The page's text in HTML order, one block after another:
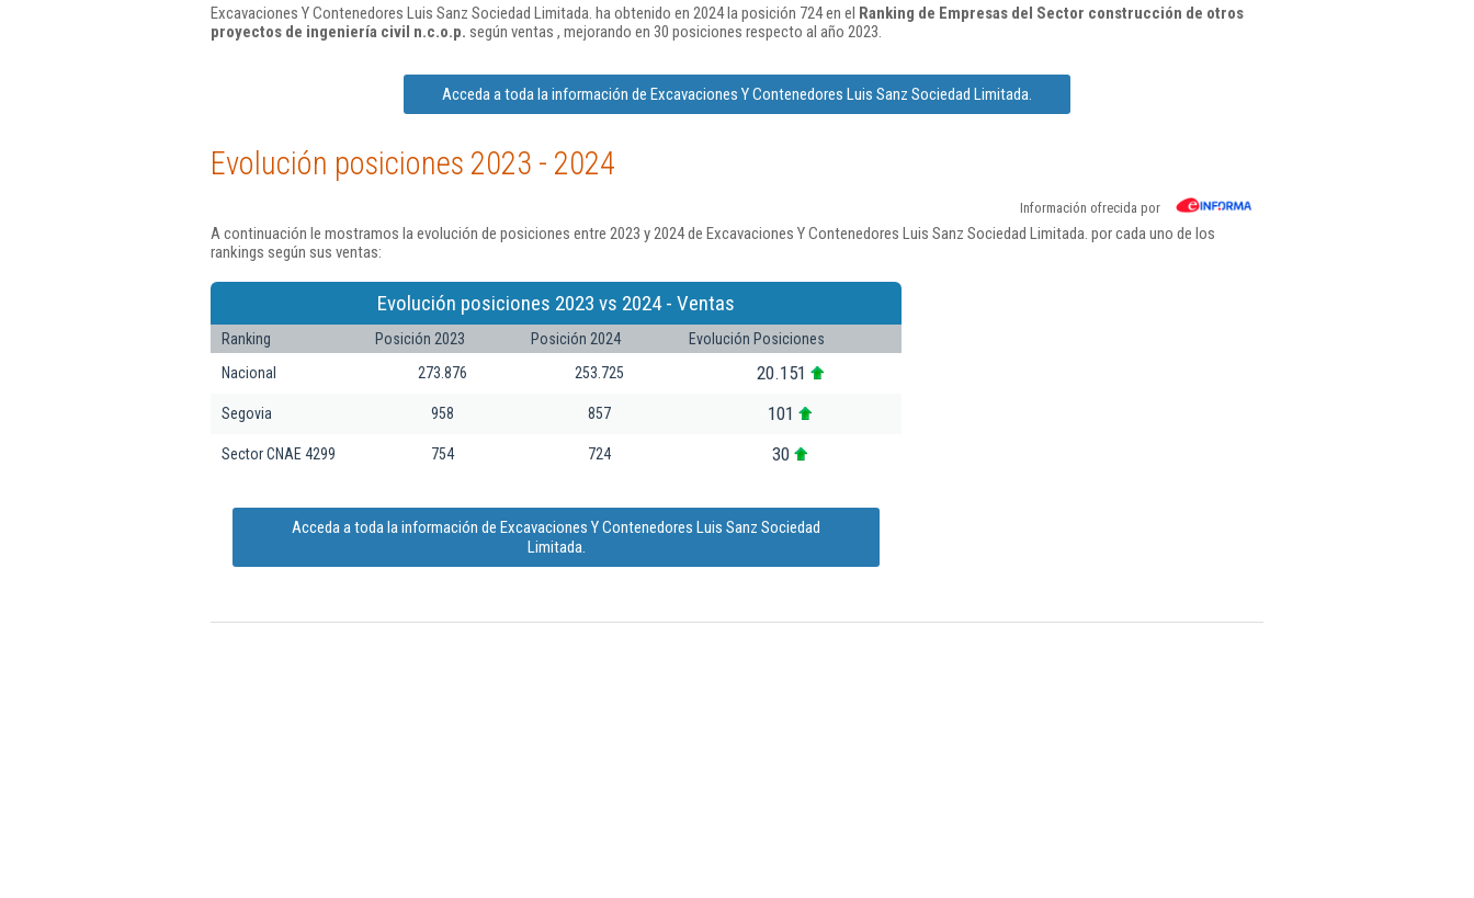
Excavaciones Y Contenedores Luis Sanz Sociedad Limitada. ha obtenido en 2024 la posición 724 en el Ranking de Empresas del Sector construcción de otros
proyectos de ingeniería civil n.c.o.p. según ventas , mejorando en 30 posiciones respecto al año 2023.
Acceda a toda la información de Excavaciones Y Contenedores Luis Sanz Sociedad Limitada.
Evolución posiciones 2023 - 2024
Información ofrecida por
A continuación le mostramos la evolución de posiciones entre 2023 y 2024 de Excavaciones Y Contenedores Luis Sanz Sociedad Limitada. por cada uno de los
rankings según sus ventas:
Evolución posiciones 2023 vs 2024 - Ventas
Ranking Posición 2023 Posición 2024
Evolución Posiciones
Nacional
273.876 253.725 20.151
Segovia 958 857 101
Sector CNAE 4299 754 724 30
Acceda a toda la información de Excavaciones Y Contenedores Luis Sanz Sociedad
Limitada.